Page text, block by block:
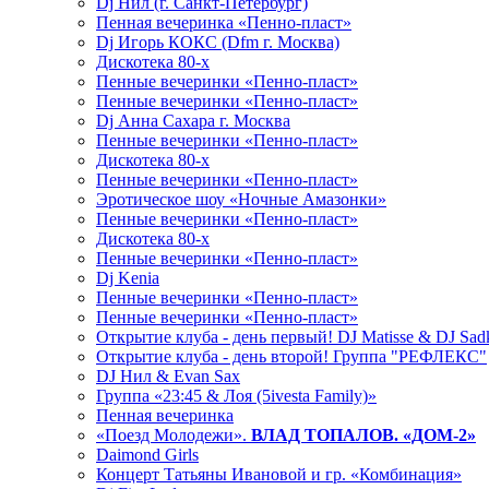
Пенная вечеринка «Пенно-пласт»
Dj Игорь КОКС (Dfm г. Москва)
Дискотека 80-х
Пенные вечеринки «Пенно-пласт»
Пенные вечеринки «Пенно-пласт»
Dj Анна Сахара г. Москва
Пенные вечеринки «Пенно-пласт»
Дискотека 80-х
Пенные вечеринки «Пенно-пласт»
Эротическое шоу «Ночные Амазонки»
Пенные вечеринки «Пенно-пласт»
Дискотека 80-х
Пенные вечеринки «Пенно-пласт»
Dj Kenia
Пенные вечеринки «Пенно-пласт»
Пенные вечеринки «Пенно-пласт»
Открытие клуба - день первый! DJ Matisse & DJ
Открытие клуба - день второй! Группа "РЕФЛЕКС"
DJ Нил & Evan Sax
Группа «23:45 & Лоя (5ivesta Family)»
Пенная вечеринка
«Поезд Молодежи». ВЛАД ТОПАЛОВ. «ДОМ-2»
Daimond Girls
Концерт Татьяны Ивановой и гр. «Комбинация»